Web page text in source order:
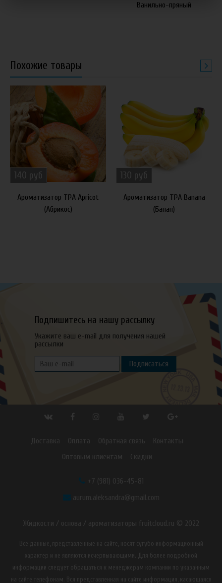
Ванильно-пряный
Похожие товары
140 руб
Ароматизатор TPA Apricot
(Абрикос)
130 руб
Ароматизатор TPA Banana
(Банан)
Подпишитесь на нашу рассылку
Укажите ваш e-mail для получения нашей
рассылки
Подписаться
Доставка Оплата Обратная связь
Контакты
Оптовым клиентам
Скидки
+7 (981) 036-45-81
aurum.aleksandra@gmail.com
Жидкости / основа / ароматизаторы fruitcloud.ru © 2022
Все данные, представленные на сайте, носят сугубо информационный
характер и не являются исчерпывающими. Для более подробной
информации следует обращаться к менеджерам компании по указанным
на сайте телефонам. Вся представленная на сайте информация, касающаяся